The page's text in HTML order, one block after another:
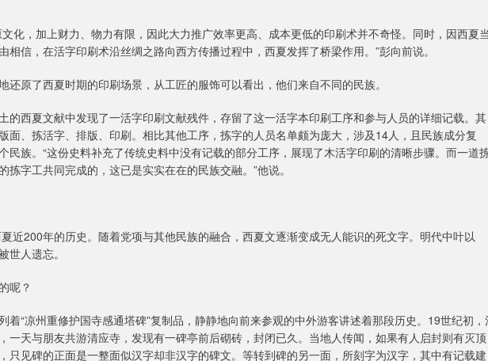
化，加上财力、物力有限，因此大力推广效率更高、成本更低的印刷术并不奇怪。同时，因西夏当
相信，在活字印刷术沿丝绸之路向西方传播过程中，西夏发挥了桥梁作用。”彭向前说。
还原了西夏时期的印刷场景，从工匠的服饰可以看出，他们来自不同的民族。
的西夏文献中发现了一活字印刷文献残件，存留了这一活字本印刷工序和参与人员的详细记载。其
面、拣活字、排版、印刷。相比其他工序，拣字的人员名单颇为庞大，涉及14人，且民族成分复
民族。“这份史料补充了传统史料中没有记载的部分工序，展现了木活字印刷的清晰步骤。而一道
字工共同完成的，这已是实实在在的民族交融。”他说。
近200年的历史。随着党项与其他民族的融合，西夏文逐渐变成无人能识的死文字。明代中叶以
世人遗忘。
呢？
着“凉州重修护国寺感通塔碑”复制品，静静地向前来参观的中外游客讲述着那段历史。19世纪初，
一天与朋友共游清应寺，发现有一碑亭前后砌砖，封闭已久。当地人传闻，如果有人启封则有灭顶
只见碑的正面是一整面似汉字却非汉字的碑文。等转到碑的另一面，所刻字为汉字，其中有记载建